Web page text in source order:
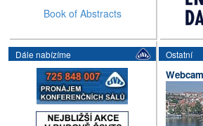
Book of Abstracts
Dále nabízíme Ostatní